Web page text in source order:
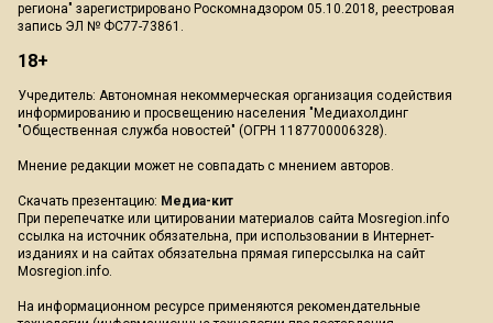
региона" зарегистрировано Роскомнадзором 05.10.2018, реестровая
запись ЭЛ № ФС77-73861.
18+
Учредитель: Автономная некоммерческая организация содействия
информированию и просвещению населения "Медиахолдинг
"Общественная служба новостей" (ОГРН 1187700006328).
Мнение редакции может не совпадать с мнением авторов.
Скачать презентацию: Медиа-кит
При перепечатке или цитировании материалов сайта Mosregion.info
ссылка на источник обязательна, при использовании в Интернет-
изданиях и на сайтах обязательна прямая гиперссылка на сайт
Mosregion.info.
На информационном ресурсе применяются рекомендательные